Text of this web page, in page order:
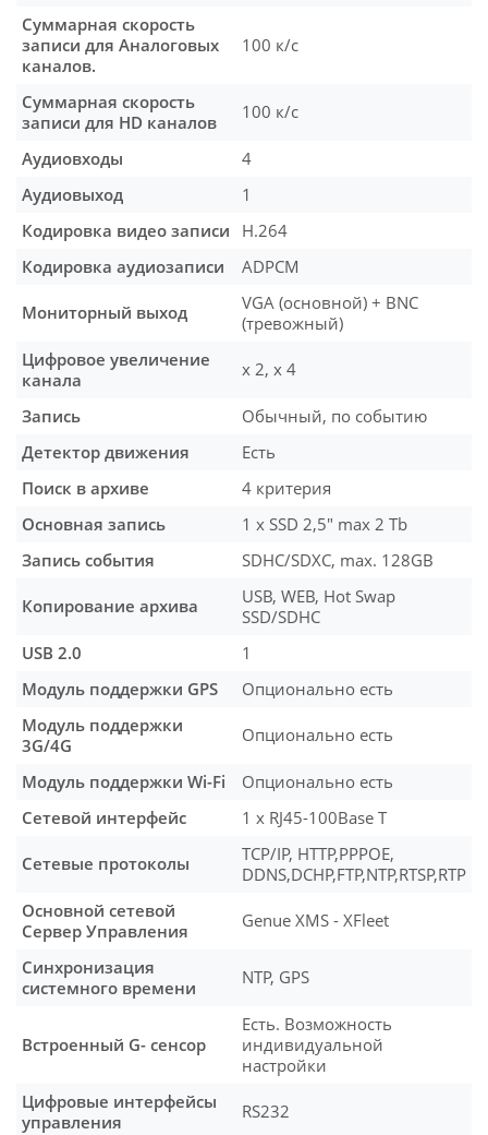
Суммарная скорость
записи для Аналоговых
каналов.
100 к/с
Суммарная скорость
записи для HD каналов
100 к/с
Аудиовходы
4
Аудиовыход
1
Кодировка видео записи
H.264
Кодировка аудиозаписи
ADPCM
Мониторный выход
VGA (основной) + BNC
(тревожный)
Цифровое увеличение
канала
x 2, x 4
Запись
Обычный, по событию
Детектор движения
Есть
Поиск в архиве
4 критерия
Основная запись
1 x SSD 2,5" max 2 Тb
Запись события
SDHC/SDXC, max. 128GB
Копирование архива
USB, WEB, Hot Swap
SSD/SDHC
USB 2.0
1
Модуль поддержки GPS
Опционально есть
Модуль поддержки
3G/4G
Опционально есть
Модуль поддержки Wi-Fi
Опционально есть
Сетевой интерфейс
1 x RJ45-100Base T
Сетевые протоколы
TCP/IP, HTTP,PPPOE,
DDNS,DCHP,FTP,NTP,RTSP,RTP
Основной сетевой
Сервер Управления
Genue XMS - XFleet
Синхронизация
системного времени
NTP, GPS
Встроенный G- сенсор
Есть. Возможность
индивидуальной
настройки
Цифровые интерфейсы
управления
RS232